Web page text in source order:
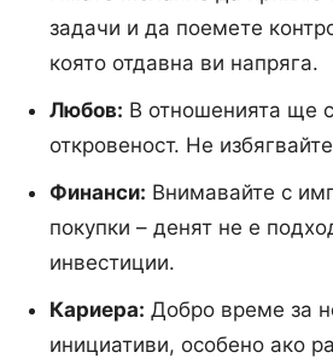
задачи и да поемете
която отдавна ви напряга.
Любов: В отношенията ще
откровеност. Не
Финанси: Внимавайте с
покупки – денят не е
инвестиции.
Кариера: Добро време за
инициативи, особено ако